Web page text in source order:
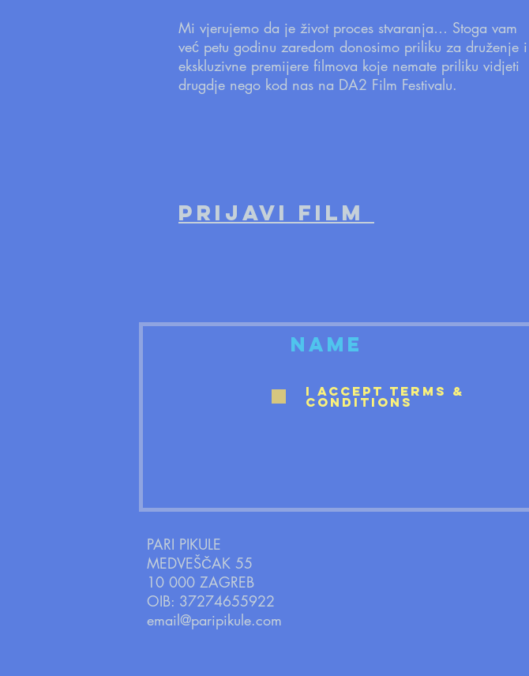
Mi vjerujemo da je život proces stvaranja… Stoga vam
već petu godinu zaredom donosimo priliku za druženje i
ekskluzivne premijere filmova koje nemate priliku vidjeti
drugdje nego kod nas na DA2 Film Festivalu.
PRIJAVI FILM
I accept terms &
conditions
PARI PIKULE
MEDVEŠČAK 55
10 000 ZAGREB
OIB: 37274655922
email@paripikule.com